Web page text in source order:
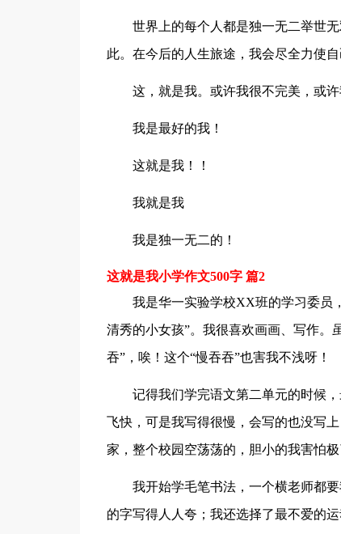
世界上的每个人都是独一无二举世
此。在今后的人生旅途，我会尽全力使自
这，就是我。或许我很不完美，或
我是最好的我！
这就是我！！
我就是我
我是独一无二的！
这就是我小学作文500字 篇2
我是华一实验学校XX班的学习委员
清秀的小女孩”。我很喜欢画画、写作。
吞”，唉！这个“慢吞吞”也害我不浅呀！
记得我们学完语文第二单元的时候
飞快，可是我写得很慢，会写的也没写
家，整个校园空荡荡的，胆小的我害怕
我开始学毛笔书法，一个横老师都
的字写得人人夸；我还选择了最不爱的